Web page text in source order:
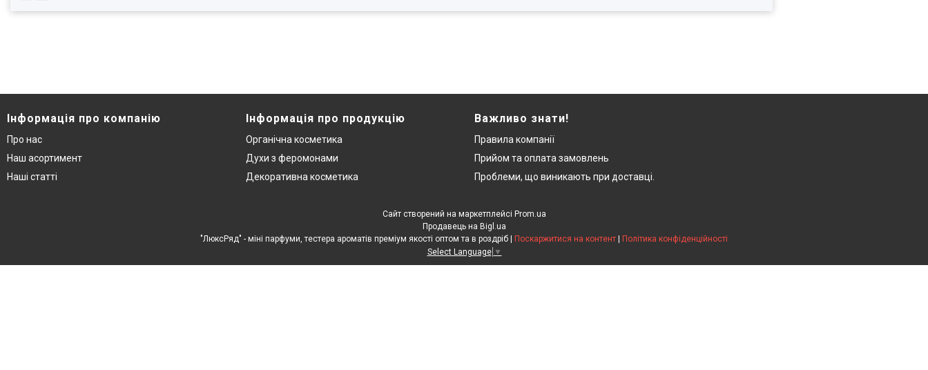
Інформація про компанію
Про нас
Наш асортимент
Наші статті
Інформація про продукцію
Органічна косметика
Духи з феромонами
Декоративна косметика
Важливо знати!
Правила компанії
Прийом та оплата замовлень
Проблеми, що виникають при доставці.
Сайт створений на маркетплейсі Prom.ua
Продавець на Bigl.ua
"ЛюксРяд" - міні парфуми, тестера ароматів преміум якості оптом та в роздріб | Поскаржитися на контент | Політика конфіденційності
Select Language ▼